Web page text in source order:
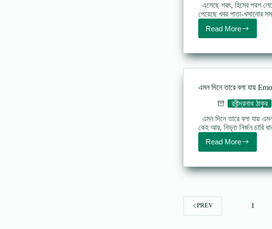
এসেছে শরৎ, হিমের পরশ
পেয়েছে খবর পাতা-খসানোর
Read More
Soroth
poem
by
–
রবীন্দ্রনাথ
ঠাকুর
এমন দিনে তারে বলা যায়
রবীন্দ্রনাথ ঠাকুর
এমন দিনে তারে বলা যায়
কেহ আর, নিভৃত নির্জন
Read More
এমন
দিনে
বলা
PREV 1